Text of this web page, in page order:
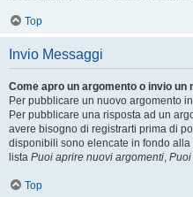
Top
Invio Messaggi
Come apro un argomento o invio un
Per pubblicare un nuovo argomento
Per pubblicare una risposta ad un
avere bisogno di registrarti prima di
disponibili sono elencate in fondo
lista Puoi aprire nuovi argomenti,
Top